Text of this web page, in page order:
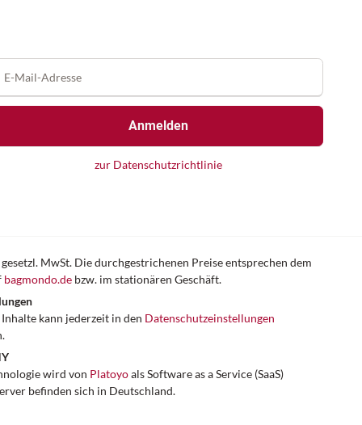
Anmelden
zur Datenschutzrichtlinie
MwSt. Die durchgestrichenen Preise entsprechen dem
bagmondo.debzw. im stationären Geschäft.
kann jederzeit in den Datenschutzeinstellungen
wird von Platoyoals Software as a Service (SaaS)
befinden sich in Deutschland.